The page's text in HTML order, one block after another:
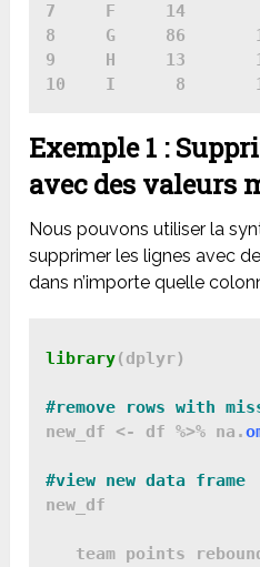
7     F     14
8     G     86
9     H     13
Exemple 1 :
avec des valeurs
Nous pouvons utiliser la
supprimer les lignes avec
dans n’importe quelle
library(dplyr)
new_df <- df %>% na.
new_df
team points